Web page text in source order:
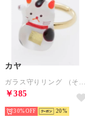
カヤ
￥385
30% 20